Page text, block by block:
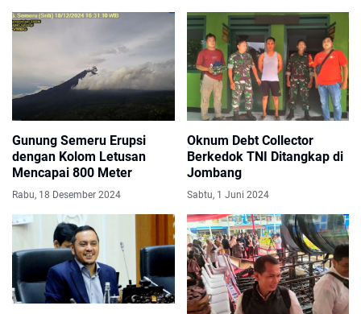
Gunung Semeru Erupsi
dengan Kolom Letusan
Mencapai 800 Meter
Rabu, 18 Desember 2024
Oknum Debt Collector
Berkedok TNI Ditangkap di
Jombang
Sabtu, 1 Juni 2024